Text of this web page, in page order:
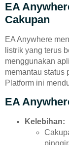
EA
Cakupan
EA Anywhere
listrik yang terus
menggunakan
memantau status
Platform ini
EA
Kelebihan: